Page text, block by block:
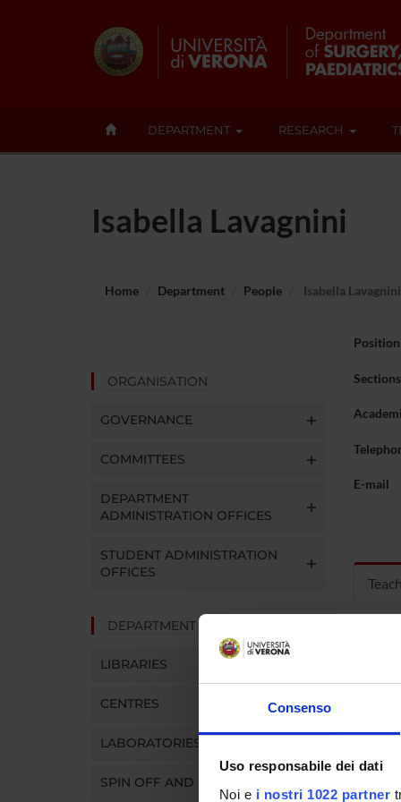
Consenso
Uso responsabile dei dati
Noi e i nostri 1022 partner
DEPARTMENT RESEARCH
Isabella Lavagnini
Home Department People Isabella Lavagnini
ORGANISATION
GOVERNANCE
COMMITTEES
DEPARTMENT
ADMINISTRATION OFFICES
STUDENT ADMINISTRATION
OFFICES
DEPARTMENT FACILITIES
LIBRARIES
CENTRES
LABORATORIES
SPIN OFF AND COMPANIES
Position
Sections
E-mail